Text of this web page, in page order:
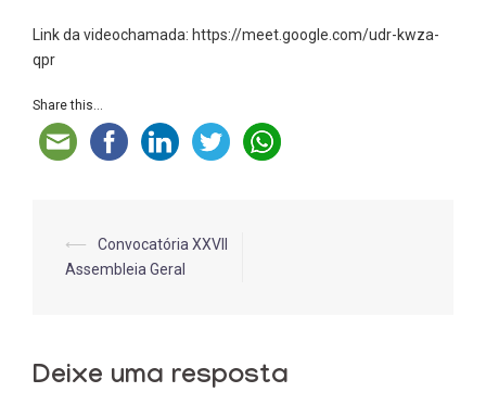
Link da videochamada: https://meet.google.com/udr-kwza-
qpr
Share this...
Post
navigation
⟵
Convocatória XXVII
Assembleia Geral
Deixe uma resposta